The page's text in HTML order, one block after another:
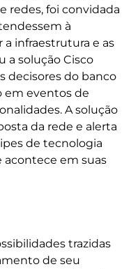
redes, foi convidada
à
a infraestrutura e as
a solução Cisco
decisores do banco
em eventos de
A solução
da rede e alerta
de tecnologia
acontece em suas
trazidas
de seu